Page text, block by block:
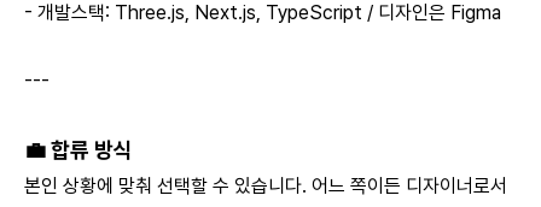
- 개발스택: Three.js, Next.js, TypeScript / 디자인은 Figma
---
💼 합류 방식
본인 상황에 맞춰 선택할 수 있습니다. 어느 쪽이든 디자이너로서